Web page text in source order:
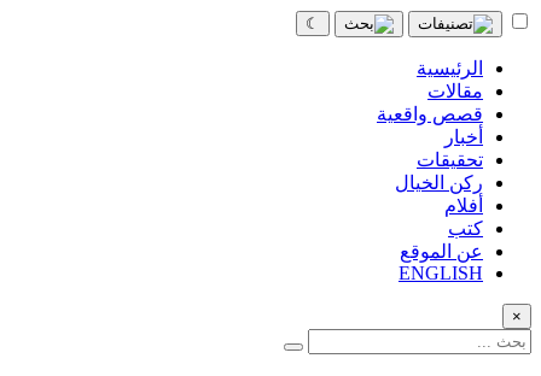
☾
الرئيسية
مقالات
قصص واقعية
أخبار
تحقيقات
ركن الخيال
أفلام
كتب
عن الموقع
ENGLISH
×